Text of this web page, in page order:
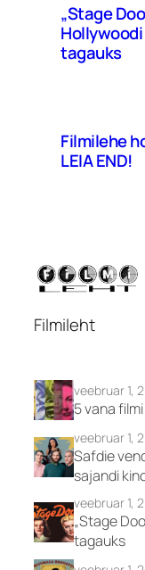
„Stage
tagauks
Filmilehe
LEIA END!
Filmileht
veebruar 1,
5 vana
veebruar 1,
Safdie
sajandi
veebruar 1,
„Stage
tagauks